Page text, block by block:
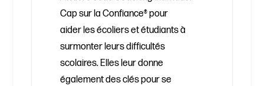
Cap sur la Confiance® pour
aider les écoliers et étudiants à
surmonter leurs difficultés
scolaires. Elles leur donne
également des clés pour se